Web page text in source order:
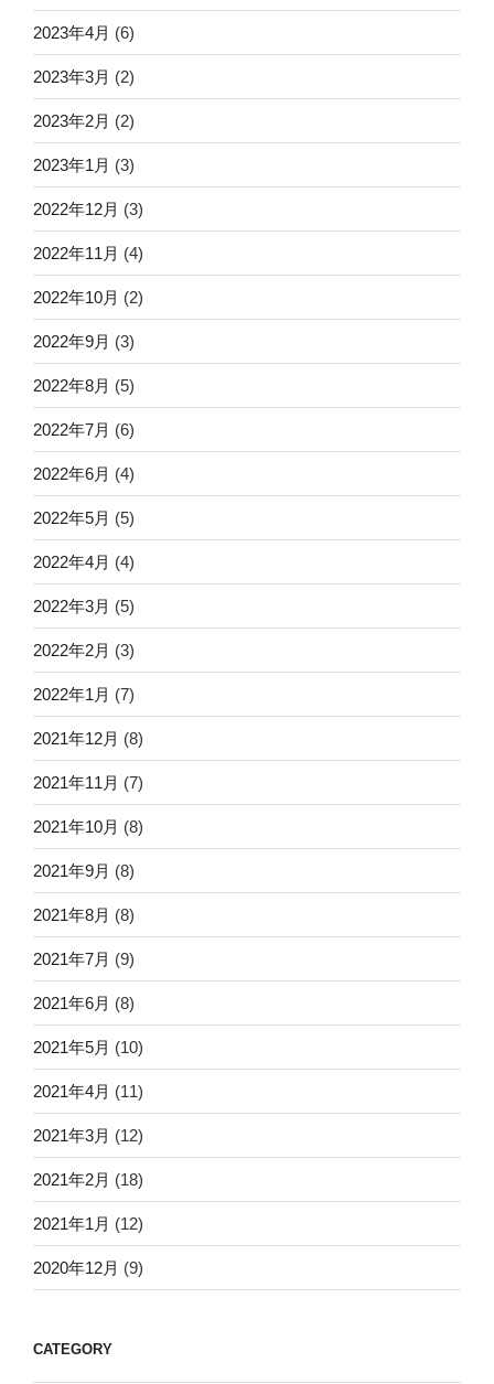
2023年4月 (6)
2023年3月 (2)
2023年2月 (2)
2023年1月 (3)
2022年12月 (3)
2022年11月 (4)
2022年10月 (2)
2022年9月 (3)
2022年8月 (5)
2022年7月 (6)
2022年6月 (4)
2022年5月 (5)
2022年4月 (4)
2022年3月 (5)
2022年2月 (3)
2022年1月 (7)
2021年12月 (8)
2021年11月 (7)
2021年10月 (8)
2021年9月 (8)
2021年8月 (8)
2021年7月 (9)
2021年6月 (8)
2021年5月 (10)
2021年4月 (11)
2021年3月 (12)
2021年2月 (18)
2021年1月 (12)
2020年12月 (9)
CATEGORY